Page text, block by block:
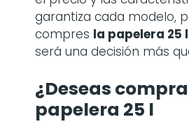
garantiza cada modelo,
compres la papelera 25 l
será una decisión más
¿Deseas
papelera 25 l